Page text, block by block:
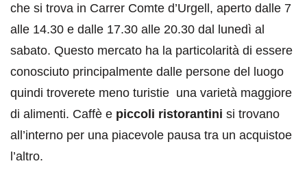
che si trova in Carrer Comte d’Urgell, aperto dalle 7
alle 14.30 e dalle 17.30 alle 20.30 dal lunedì al
sabato. Questo mercato ha la particolarità di essere
conosciuto principalmente dalle persone del luogo
quindi troverete meno turistie una varietà maggiore
di alimenti. Caffè e piccoli ristorantini si trovano
all’interno per una piacevole pausa tra un acquistoe
l’altro.